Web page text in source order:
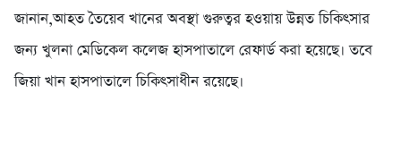
জানান,আহত তৈয়েব খানের অবস্থা গুরুত্বর হওয়ায় উন্নত চিকিৎসার
জন্য খুলনা মেডিকেল কলেজ হাসপাতালে রেফার্ড করা হয়েছে। তবে
জিয়া খান হাসপাতালে চিকিৎসাধীন রয়েছে।